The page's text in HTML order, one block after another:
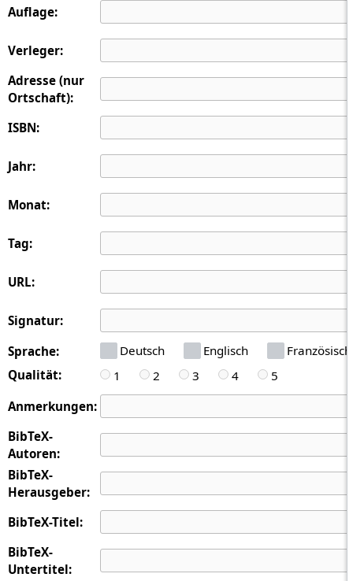
Auflage:
Verleger:
Adresse (nur
Ortschaft):
ISBN:
Jahr:
Monat:
Tag:
URL:
Signatur:
Sprache:
Deutsch Englisch
Französisch
Qualität:
1 2 3 4
5
Anmerkungen:
BibTeX-
Autoren:
BibTeX-
Herausgeber:
BibTeX-Titel:
BibTeX-
Untertitel: